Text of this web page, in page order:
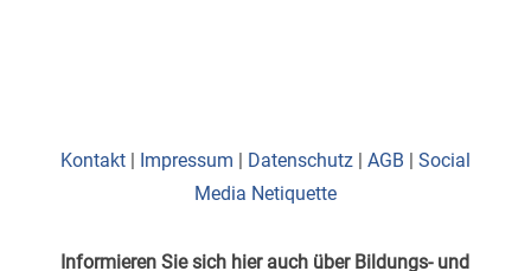
Kontakt| Impressum Datenschutz| AGB
Social
Media Netiquette
Informieren Sie sich hier auch über Bildungs- und